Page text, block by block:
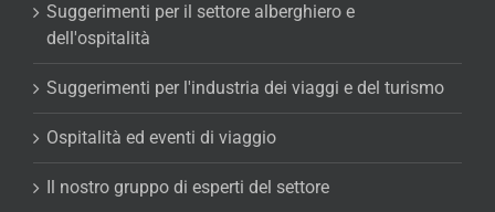
Suggerimenti per il settore alberghiero e
dell'ospitalità
Suggerimenti per l'industria dei viaggi e del turismo
Ospitalità ed eventi di viaggio
Il nostro gruppo di esperti del settore